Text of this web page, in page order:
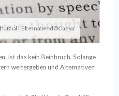
ist das kein Beinbruch. Solange
weitergeben und Alternativen